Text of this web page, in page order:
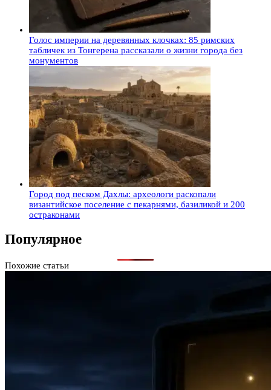
Голос империи на деревянных клочках: 85 римских
табличек из Тонгерена рассказали о жизни города без
монументов
Город под песком Дахлы: археологи раскопали
византийское поселение с пекарнями, базиликой и 200
остраконами
Популярное
Похожие статьи